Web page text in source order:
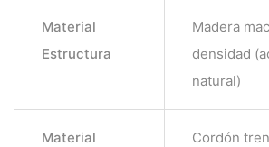
Material
Estructura
Madera
densidad
natural)
Material Cordón